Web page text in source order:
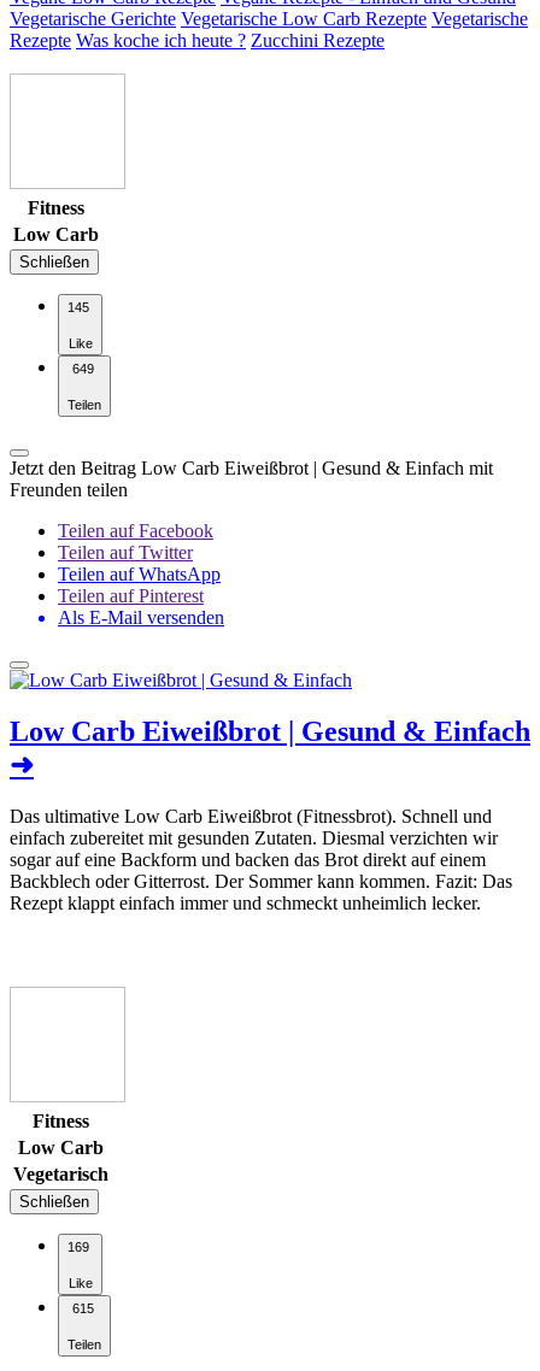
Vegetarische Gerichte Vegetarische Low Carb Rezepte Vegetarische
Rezepte Was koche ich heute ? Zucchini Rezepte
Fitness
Low Carb
Schließen
145
Like
649
Teilen
Jetzt den Beitrag Low Carb Eiweißbrot | Gesund & Einfach mit
Freunden teilen
Teilen auf Facebook
Teilen auf Twitter
Teilen auf WhatsApp
Teilen auf Pinterest
Als E-Mail versenden
Low Carb Eiweißbrot | Gesund & Einfach
➜
Das ultimative Low Carb Eiweißbrot (Fitnessbrot). Schnell und
einfach zubereitet mit gesunden Zutaten. Diesmal verzichten wir
sogar auf eine Backform und backen das Brot direkt auf einem
Backblech oder Gitterrost. Der Sommer kann kommen. Fazit: Das
Rezept klappt einfach immer und schmeckt unheimlich lecker.
Fitness
Low Carb
Vegetarisch
Schließen
169
Like
615
Teilen